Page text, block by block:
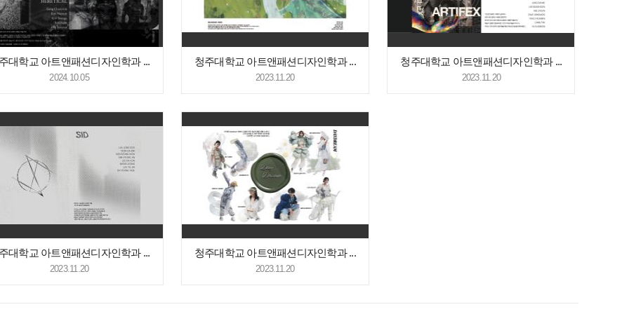
대학교 아트앤패션디자인학과 ...
2024.10.05
청주대학교 아트앤패션디자인학과 ...
2023.11.20
청주대학교 아트앤패션디자인학과 ...
2023.11.20
대학교 아트앤패션디자인학과 ...
2023.11.20
청주대학교 아트앤패션디자인학과 ...
2023.11.20